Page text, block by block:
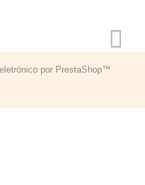
por PrestaShop™